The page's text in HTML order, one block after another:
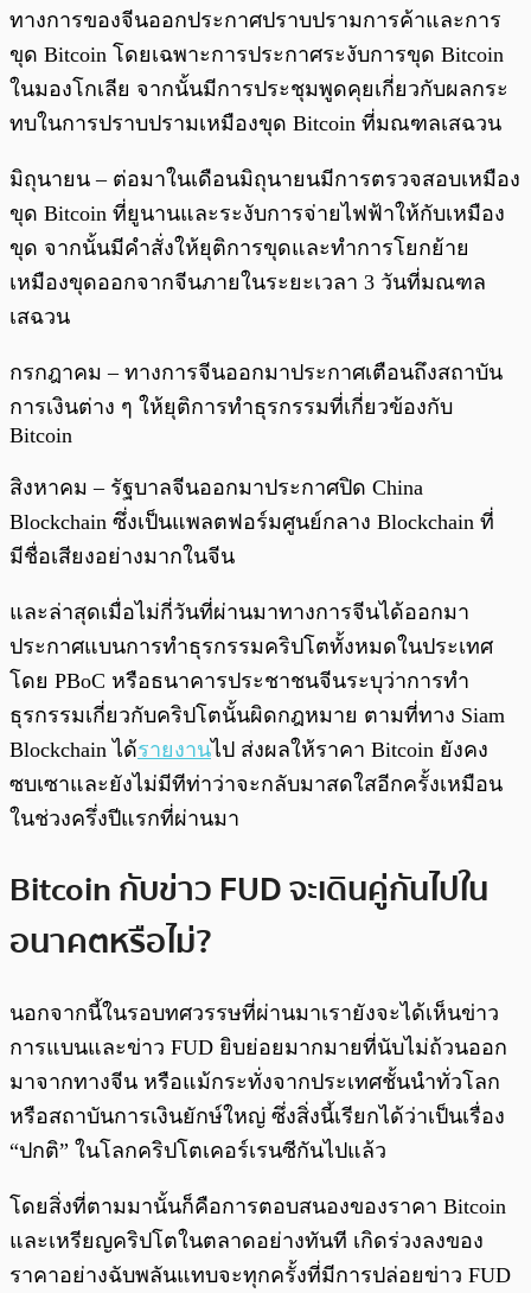
ทางการของจีนออกประกาศปราบปรามการค้าและการ
ขุด Bitcoin โดยเฉพาะการประกาศระงับการขุด Bitcoin
ในมองโกเลีย จากนั้นมีการประชุมพูดคุยเกี่ยวกับผลกระ
ทบในการปราบปรามเหมืองขุด Bitcoin ที่มณฑลเสฉวน
มิถุนายน – ต่อมาในเดือนมิถุนายนมีการตรวจสอบเหมือง
ขุด Bitcoin ที่ยูนานและระงับการจ่ายไฟฟ้าให้กับเหมือง
ขุด จากนั้นมีคำสั่งให้ยุติการขุดและทำการโยกย้าย
เหมืองขุดออกจากจีนภายในระยะเวลา 3 วันที่มณฑล
เสฉวน
กรกฎาคม – ทางการจีนออกมาประกาศเตือนถึงสถาบัน
การเงินต่าง ๆ ให้ยุติการทำธุรกรรมที่เกี่ยวข้องกับ
Bitcoin
สิงหาคม – รัฐบาลจีนออกมาประกาศปิด China
Blockchain ซึ่งเป็นแพลตฟอร์มศูนย์กลาง Blockchain ที่
มีชื่อเสียงอย่างมากในจีน
และล่าสุดเมื่อไม่กี่วันที่ผ่านมาทางการจีนได้ออกมา
ประกาศแบนการทำธุรกรรมคริปโตทั้งหมดในประเทศ
โดย PBoC หรือธนาคารประชาชนจีนระบุว่าการทำ
ธุรกรรมเกี่ยวกับคริปโตนั้นผิดกฎหมาย ตามที่ทาง Siam
Blockchain ได้รายงานไป ส่งผลให้ราคา Bitcoin ยังคง
ซบเซาและยังไม่มีทีท่าว่าจะกลับมาสดใสอีกครั้งเหมือน
ในช่วงครึ่งปีแรกที่ผ่านมา
Bitcoin กับข่าว FUD จะเดินคู่กันไปใน
อนาคตหรือไม่?
นอกจากนี้ในรอบทศวรรษที่ผ่านมาเรายังจะได้เห็นข่าว
การแบนและข่าว FUD ยิบย่อยมากมายที่นับไม่ถ้วนออก
มาจากทางจีน หรือแม้กระทั่งจากประเทศชั้นนำทั่วโลก
หรือสถาบันการเงินยักษ์ใหญ่ ซึ่งสิ่งนี้เรียกได้ว่าเป็นเรื่อง
“ปกติ” ในโลกคริปโตเคอร์เรนซีกันไปแล้ว
โดยสิ่งที่ตามมานั้นก็คือการตอบสนองของราคา Bitcoin
และเหรียญคริปโตในตลาดอย่างทันที เกิดร่วงลงของ
ราคาอย่างฉับพลันแทบจะทุกครั้งที่มีการปล่อยข่าว FUD